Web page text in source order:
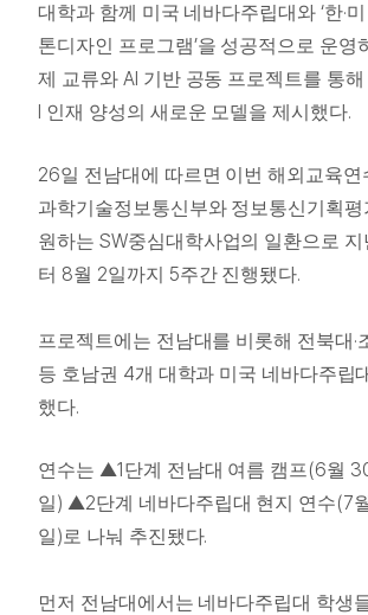
대학과 함께 미국 네바다주립대와 ‘한·
톤디자인 프로그램’을 성공적으로 운영
제 교류와 AI 기반 공동 프로젝트를 통해
I 인재 양성의 새로운 모델을 제시했다.
26일 전남대에 따르면 이번 해외교육연
과학기술정보통신부와 정보통신기획평
원하는SW중심대학사업의 일환으로 지
터 8월 2일까지 5주간 진행됐다.
프로젝트에는 전남대를 비롯해 전북대 ·
등 호남권 4개 대학과 미국 네바다주립
했다.
연수는 ▲1단계 전남대 여름 캠프 (6월
일) ▲2단계 네바다주립대 현지 연수(7
일) 로 나눠 추진됐다.
먼저 전남대에서는 네바다주립대 학생